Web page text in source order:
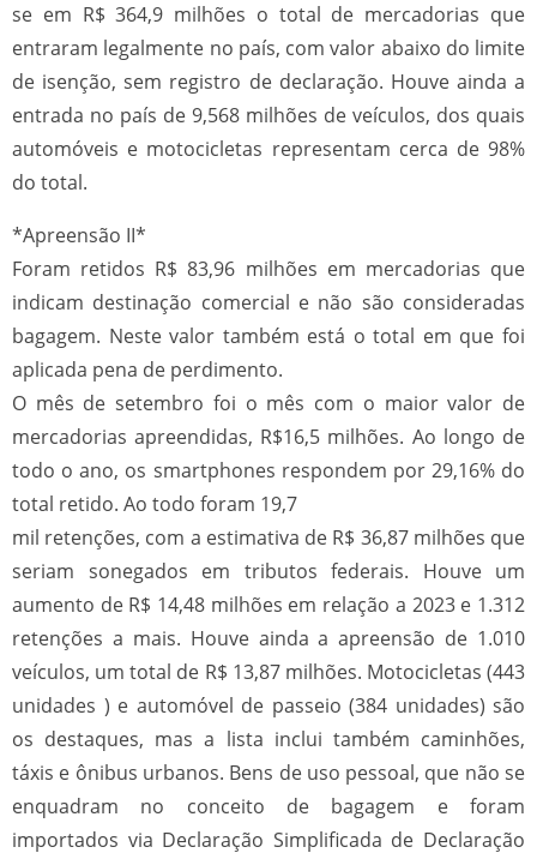
se em R$ 364,9 milhões o total de mercadorias que
entraram legalmente no país, com valor abaixo do limite
de isenção, sem registro de declaração. Houve ainda a
entrada no país de 9,568 milhões de veículos, dos quais
automóveis e motocicletas representam cerca de 98%
do total.
*Apreensão II*
Foram retidos R$ 83,96 milhões em mercadorias que
indicam destinação comercial e não são consideradas
bagagem. Neste valor também está o total em que foi
aplicada pena de perdimento.
O mês de setembro foi o mês com o maior valor de
mercadorias apreendidas, R$16,5 milhões. Ao longo de
todo o ano, os smartphones respondem por 29,16% do
total retido. Ao todo foram 19,7
mil retenções, com a estimativa de R$ 36,87 milhões que
seriam sonegados em tributos federais. Houve um
aumento de R$ 14,48 milhões em relação a 2023 e 1.312
retenções a mais. Houve ainda a apreensão de 1.010
veículos, um total de R$ 13,87 milhões. Motocicletas (443
unidades ) e automóvel de passeio (384 unidades) são
os destaques, mas a lista inclui também caminhões,
táxis e ônibus urbanos. Bens de uso pessoal, que não se
enquadram no conceito de bagagem e foram
importados via Declaração Simplificada de Declaração